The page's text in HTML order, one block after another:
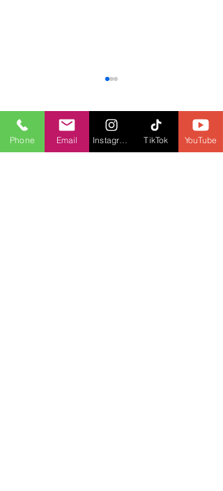
Comentarios
Phone Email TikTok YouTube